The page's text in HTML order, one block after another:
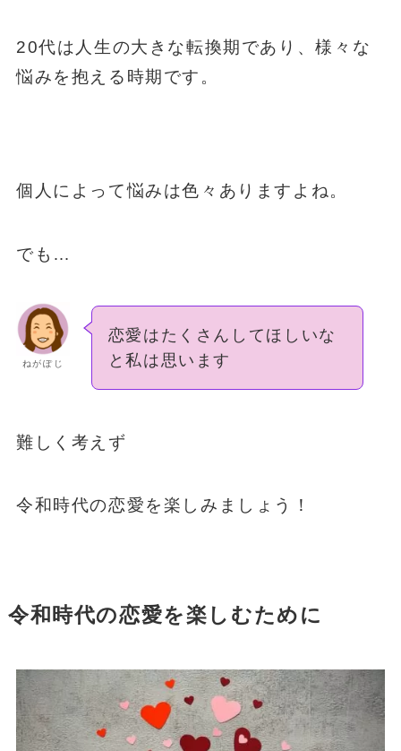
20代は人生の大きな転換期であり、様々な
悩みを抱える時期です。
個人によって悩みは色々ありますよね。
でも…
ねがぽじ
恋愛はたくさんしてほしいな
と私は思います
難しく考えず
令和時代の恋愛を楽しみましょう！
令和時代の恋愛を楽しむために